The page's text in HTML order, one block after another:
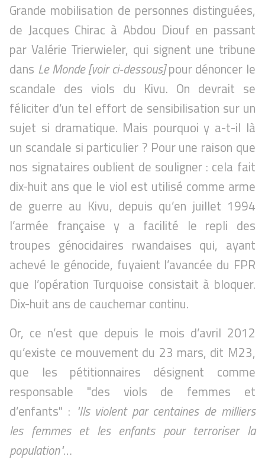
Grande mobilisation de personnes distinguées,
de Jacques Chirac à Abdou Diouf en passant
par Valérie Trierwieler, qui signent une tribune
dans Le Monde [voir ci-dessous]pour dénoncer le
scandale des viols du Kivu. On devrait se
féliciter d’un tel effort de sensibilisation sur un
sujet si dramatique. Mais pourquoi y a-t-il là
un scandale si particulier ? Pour une raison que
nos signataires oublient de souligner : cela fait
dix-huit ans que le viol est utilisé comme arme
de guerre au Kivu, depuis qu’en juillet 1994
l’armée française y a facilité le repli des
troupes génocidaires rwandaises qui, ayant
achevé le génocide, fuyaient l’avancée du FPR
que l’opération Turquoise consistait à bloquer.
Dix-huit ans de cauchemar continu.
Or, ce n’est que depuis le mois d’avril 2012
qu’existe ce mouvement du 23 mars, dit M23,
que les pétitionnaires désignent comme
responsable "des viols de femmes et
d’enfants" : "Ils violent par centaines de milliers
les femmes et les enfants pour terroriser la
population"…